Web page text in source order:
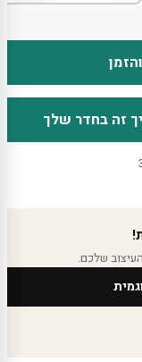
זה בחדר שלך
שלכם.